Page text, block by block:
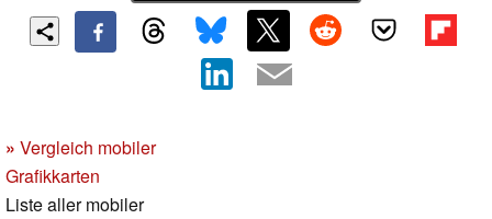
» Vergleich mobiler
Grafikkarten
Liste aller mobiler